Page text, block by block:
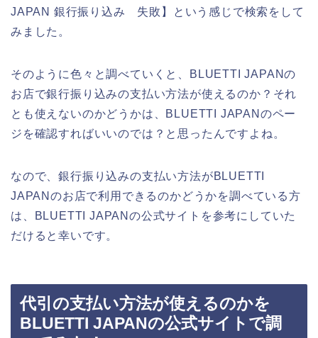
JAPAN 銀行振り込み 失敗】という感じで検索をして
みました。
そのように色々と調べていくと、BLUETTI JAPANの
お店で銀行振り込みの支払い方法が使えるのか？それ
とも使えないのかどうかは、BLUETTI JAPANのペー
ジを確認すればいいのでは？と思ったんですよね。
なので、銀行振り込みの支払い方法がBLUETTI
JAPANのお店で利用できるのかどうかを調べている方
は、BLUETTI JAPANの公式サイトを参考にしていた
だけると幸いです。
代引の支払い方法が使えるのかを
BLUETTI JAPANの公式サイトで調